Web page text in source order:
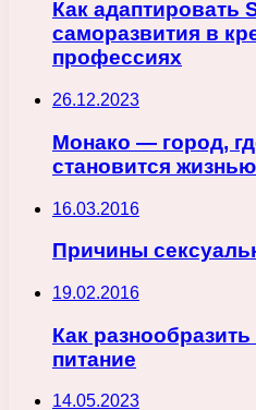
Как адаптировать
саморазвития в
профессиях
26.12.2023
Монако — город,
становится жизнью
16.03.2016
Причины
19.02.2016
Как
питание
14.05.2023